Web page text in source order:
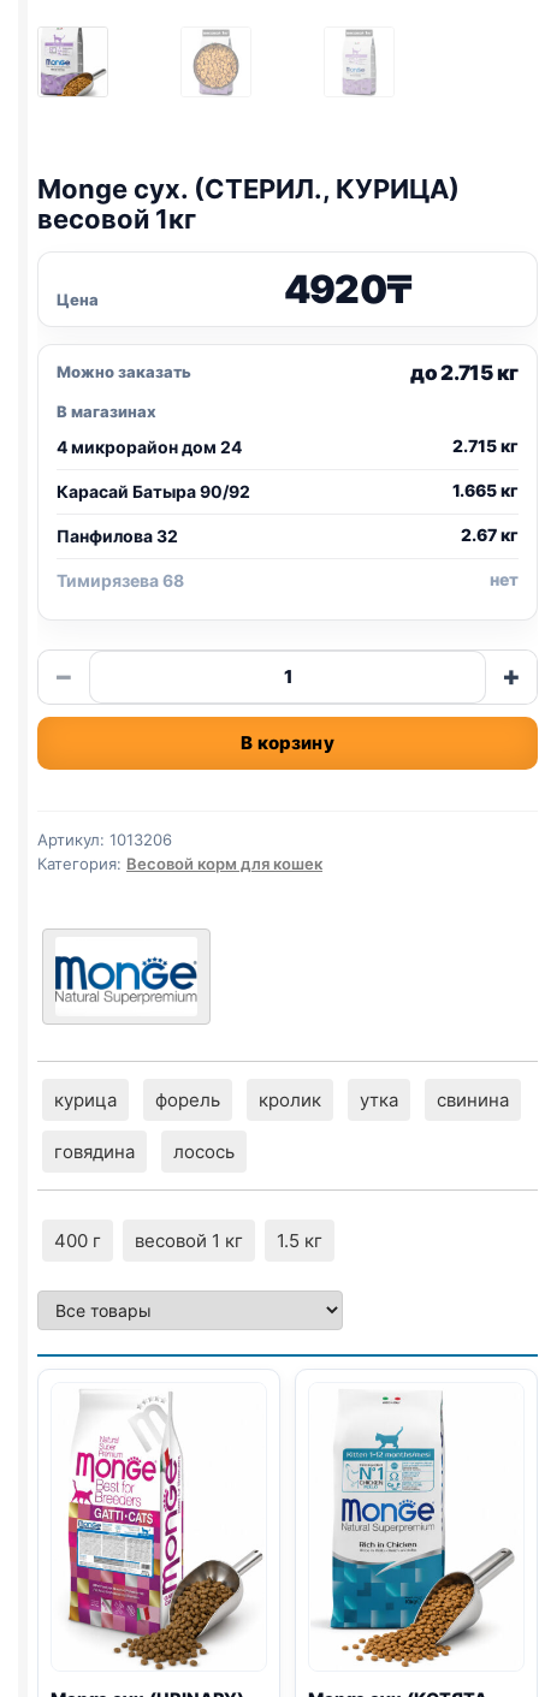
Monge сух. (СТЕРИЛ., КУРИЦА)
весовой 1кг
Цена 4920₸
Можно заказать до 2.715 кг
В магазинах
4 микрорайон дом 24 2.715 кг
Карасай Батыра 90/92 1.665 кг
Панфилова 32 2.67 кг
Тимирязева 68 нет
−
Количество
товара
Monge
(СТЕРИЛ.,
весовой
1кг
+
В корзину
Артикул: 1013206
Категория: Весовой корм для кошек
курица форель кролик утка свинина
говядина лосось
400 г весовой 1 кг 1.5 кг